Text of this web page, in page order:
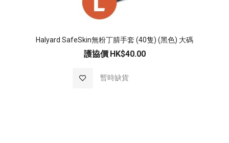
Halyard SafeSkin無粉丁腈手套 (40隻) (黑色) 大碼
護協價 HK$40.00
暫時缺貨
加入至願望清單